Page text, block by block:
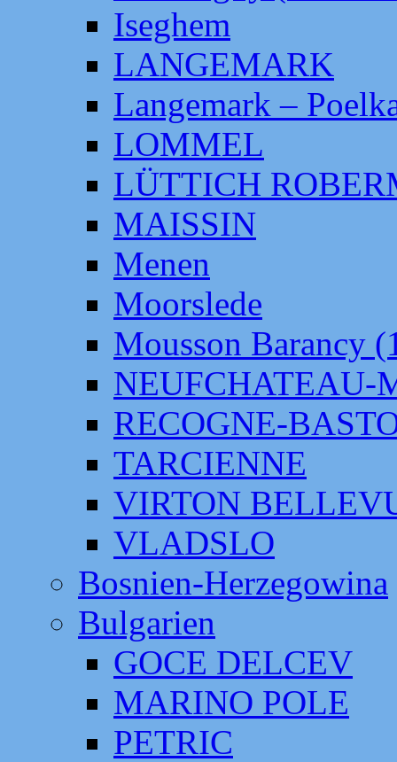
Iseghem
LANGEMARK
Langemark –
LOMMEL
LÜTTICH
MAISSIN
Menen
Moorslede
Mousson Barancy
NEUFCHATEAU-
RECOGNE-
TARCIENNE
VIRTON
VLADSLO
Bosnien-Herzegowina
Bulgarien
GOCE DELCEV
MARINO POLE
PETRIC